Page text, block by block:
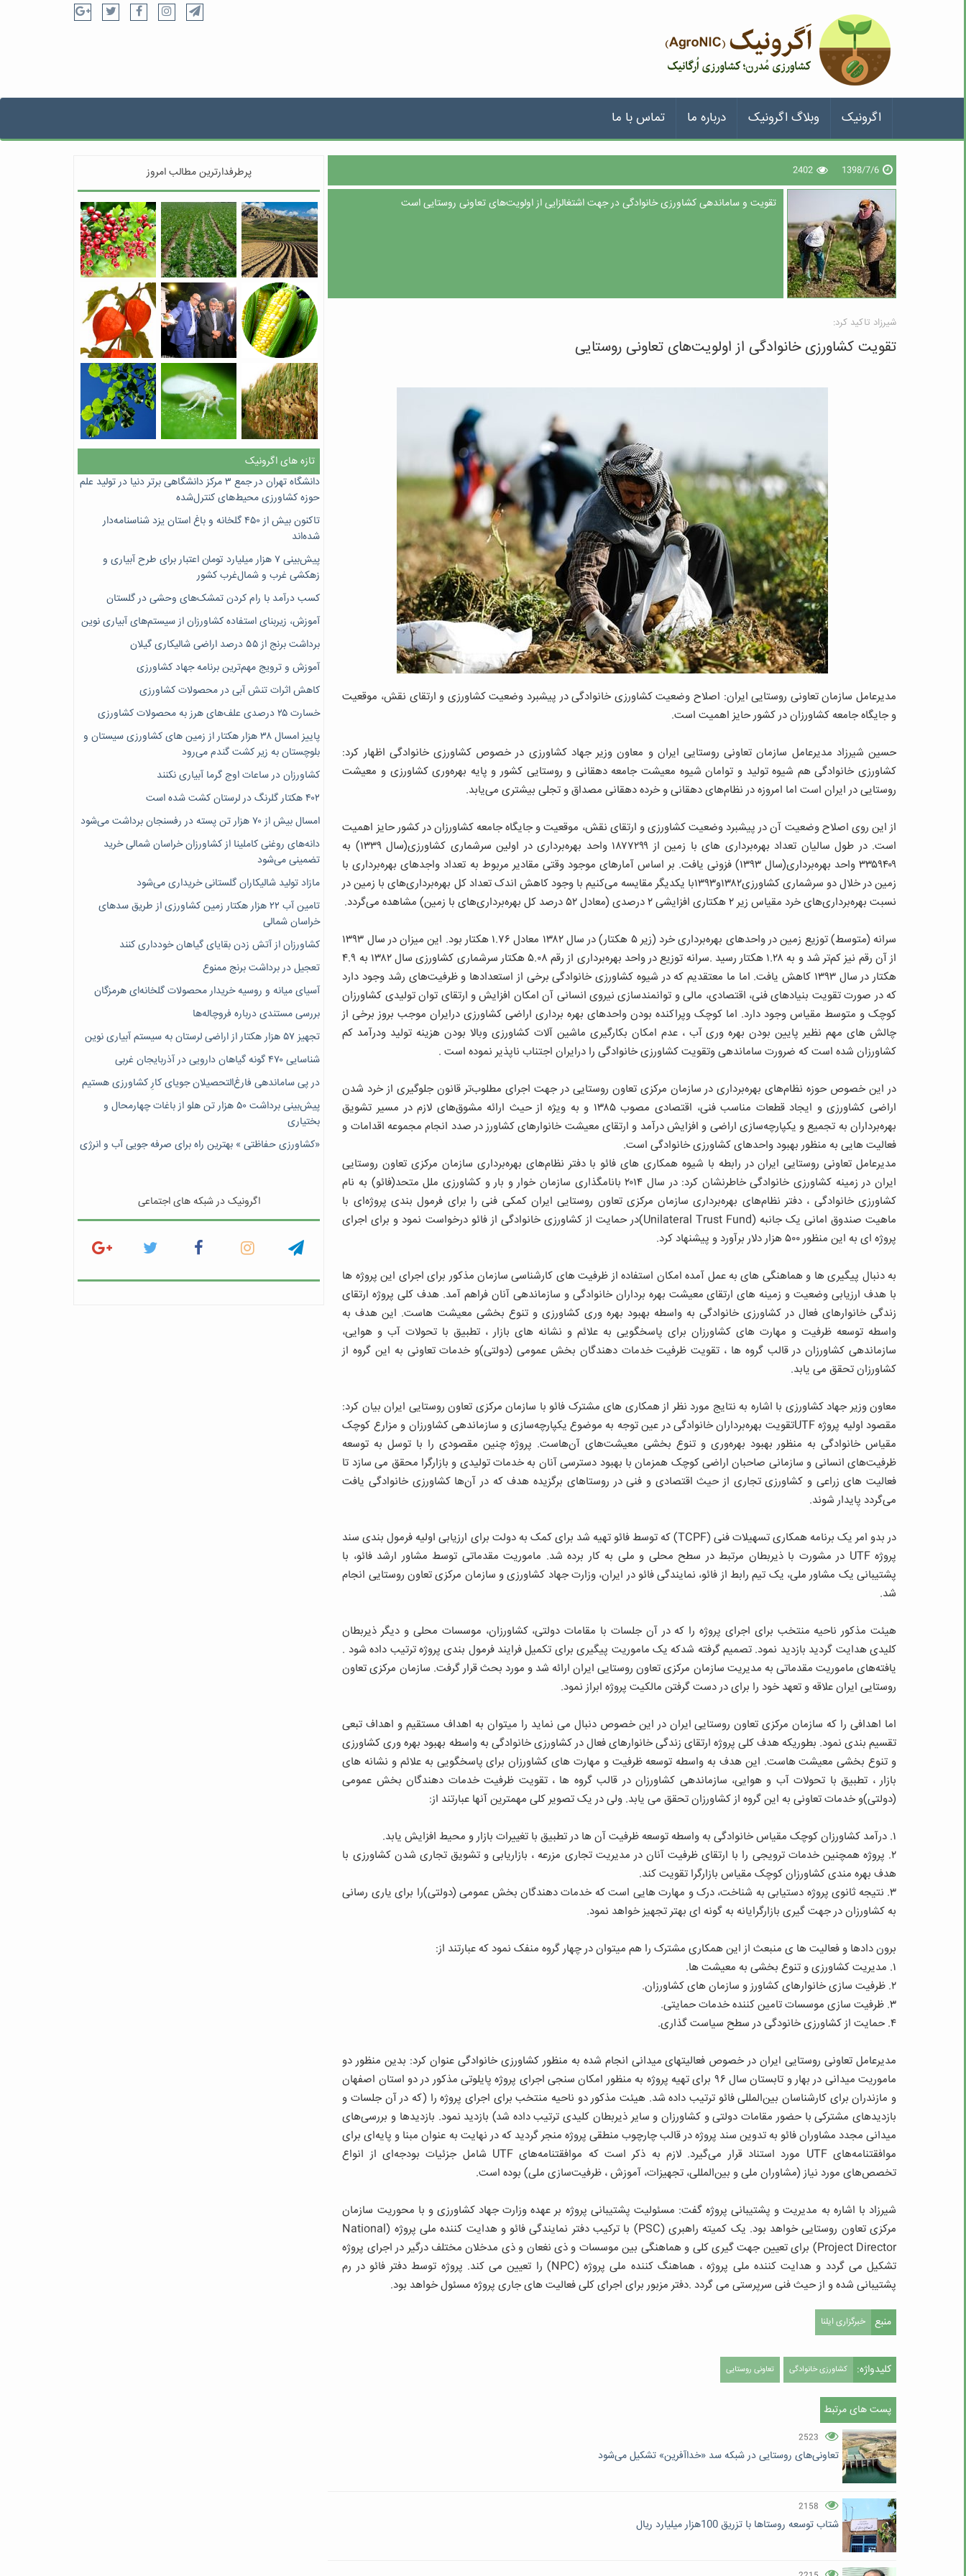
اگرونیک وبلاگ اگرونیک درباره ما تماس با ما
1398/7/6
2402
تقویت و ساماندهی کشاورزی خانوادگی در جهت اشتغالزایی از اولویت‌های تعاونی روستایی است
شیرزاد تاکید کرد:
تقویت کشاورزی خانوادگی از اولویت‌های تعاونی روستایی
مدیرعامل سازمان تعاونی روستایی ایران: اصلاح وضعیت کشاورزی خانوادگی در پیشبرد وضعیت کشاورزی و ارتقای نقش، موقعیت
و جایگاه جامعه کشاورزان در کشور حایز اهمیت است.
حسین شیرزاد مدیرعامل سازمان تعاونی روستایی ایران و معاون وزیر جهاد کشاورزی در خصوص کشاورزی خانوادگی اظهار کرد:
کشاورزی خانوادگی هم شیوه تولید و توامان شیوه معیشت جامعه دهقانی و روستایی کشور و پایه بهره‌وری کشاورزی و معیشت
روستایی در ایران است اما امروزه در نظام‌های دهقانی و خرده دهقانی مصداق و تجلی بیشتری می‌یابد.
از این روی اصلاح وضعیت آن در پیشبرد وضعیت کشاورزی و ارتقای نقش، موقعیت و جایگاه جامعه کشاورزان در کشور حایز اهمیت
است. در طول سالیان تعداد بهره‌برداری های با زمین از ۱۸۷۷۲۹۹ واحد بهره‌برداری در اولین سرشماری کشاورزی(سال ۱۳۳۹) به
۳۳۵۹۴۰۹ واحد بهره‌برداری(سال ۱۳۹۳) فزونی یافت. بر اساس آمارهای موجود وقتی مقادیر مربوط به تعداد واجدهای بهره‌برداری با
زمین در خلال دو سرشماری کشاورزی۱۳۸۲و۱۳۹۳با یکدیگر مقایسه می‌کنیم با وجود کاهش اندک تعداد کل بهره‌برداری‌های با زمین در
نسبت بهره‌برداری‌های خرد مقیاس زیر ۲ هکتاری افزایشی ۲ درصدی (معادل ۵۲ درصد کل بهره‌برداری‌های با زمین) مشاهده می‌گردد.
سرانه (متوسط) توزیع زمین در واحدهای بهره‌برداری خرد (زیر ۵ هکتار) در سال ۱۳۸۲ معادل ۱.۷۶ هکتار بود. این میزان در سال ۱۳۹۳
از آن رقم نیز کم‌تر شد و به ۱.۲۸ هکتار رسید .سرانه توزیع در واحد بهره‌برداری از رقم ۵.۰۸ هکتار سرشماری کشاورزی سال ۱۳۸۲ به ۴.۹
هکتار در سال ۱۳۹۳ کاهش یافت. اما ما معتقدیم که در شیوه‌ کشاورزی خانوادگی برخی از استعدادها و ظرفیت‌های رشد وجود دارد
که در صورت تقویت بنیادهای فنی، اقتصادی، مالی و توانمندسازی نیروی انسانی آن‌ امکان افزایش و ارتقای توان تولیدی کشاورزان
کوچک و متوسط مقیاس وجود دارد. اما کوچک وپراکنده بودن واحدهای بهره برداری اراضی کشاورزی درایران موجب بروز برخی از
چالش های مهم نظیر پایین بودن بهره وری آب ، عدم امکان بکارگیری ماشین آلات کشاورزی وبالا بودن هزینه تولید ودرآمد کم
کشاورزان شده است که ضرورت ساماندهی وتقویت کشاورزی خانوادگی را درایران اجتناب ناپذیر نموده است .
در این خصوص حوزه نظام‌های بهره‌برداری در سازمان مرکزی تعاون روستایی در جهت اجرای مطلوب‌تر قانون جلوگیری از خرد شدن
اراضی کشاورزی و ایجاد قطعات مناسب فنی، اقتصادی مصوب ۱۳۸۵ و به ویژه از حیث ارائه مشوق‌های لازم در مسیر تشویق
بهره‌برداران به تجمیع و یکپارچه‌سازی اراضی و افزایش درآمد و ارتقای معیشت خانوارهای کشاورز در صدد انجام مجموعه اقدامات و
فعالیت هایی به منظور بهبود واحدهای کشاورزی خانوادگی است.
مدیرعامل تعاونی روستایی ایران در رابطه با شیوه همکاری های فائو با دفتر نظام‌های بهره‌برداری سازمان مرکزی تعاون روستایی
ایران در زمینه کشاورزی خانوادگی خاطرنشان کرد: در سال ۲۰۱۴ بانامگذاری سازمان خوار و بار و کشاورزی ملل متحد(فائو) به نام
کشاورزی خانوادگی ، دفتر نظام‌های بهره‌برداری سازمان مرکزی تعاون روستایی ایران کمکی فنی را برای فرمول بندی پروژه‌ای با
ماهیت صندوق امانی یک جانبه (Unilateral Trust Fund)در حمایت از کشاورزی خانوادگی از فائو درخواست نمود و برای اجرای
پروژه ای به این منظور ۵۰۰ هزار دلار برآورد و پیشنهاد کرد.
به دنبال پیگیری ها و هماهنگی های به عمل آمده امکان استفاده از ظرفیت های کارشناسی سازمان مذکور برای اجرای این پروژه ها
با هدف ارزیابی وضعیت و زمینه های ارتقای معیشت بهره برداران خانوادگی و سازماندهی آنان فراهم آمد. هدف کلی پروژه ارتقای
زندگی خانوارهای فعال در کشاورزی خانوادگی به واسطه بهبود بهره وری کشاورزی و تنوع بخشی معیشت هاست. این هدف به
واسطه توسعه ظرفیت و مهارت های کشاورزان برای پاسخگویی به علائم و نشانه های بازار ، تطبیق با تحولات آب و هوایی،
سازماندهی کشاورزان در قالب گروه ها ، تقویت ظرفیت خدمات دهندگان بخش عمومی (دولتی)و خدمات تعاونی به این گروه از
کشاورزان تحقق می یابد.
معاون وزیر جهاد کشاورزی با اشاره به نتایج مورد نظر از همکاری های مشترک فائو با سازمان مرکزی تعاون روستایی ایران بیان کرد:
مقصود اولیه پروژه UTFتقویت بهره‌برداران خانوادگی در عین توجه به موضوع یکپارچه‌سازی و سازماندهی کشاورزان و مزارع کوچک
مقیاس خانوادگی به منظور بهبود بهره‌وری و تنوع بخشی معیشت‌های آن‌هاست. پروژه چنین مقصودی را با توسل به توسعه
ظرفیت‌های انسانی و سازمانی صاحبان اراضی کوچک همزمان با بهبود دسترسی آنان به خدمات تولیدی و بازارگرا محقق می سازد تا
فعالیت های زراعی و کشاورزی تجاری از حیث اقتصادی و فنی در روستاهای برگزیده هدف که در آن‌ها کشاورزی خانوادگی یافت
می‌گردد پایدار شوند.
در بدو امر یک برنامه همکاری تسهیلات فنی (TCPF) که توسط فائو تهیه شد برای کمک به دولت برای ارزیابی اولیه فرمول بندی سند
پروژه UTF در مشورت با ذیربطان مرتبط در سطح محلی و ملی به کار برده شد. ماموریت مقدماتی توسط مشاور ارشد فائو، با
پشتیبانی یک مشاور ملی، یک تیم رابط از فائو، نمایندگی فائو در ایران، وزارت جهاد کشاورزی و سازمان مرکزی تعاون روستایی انجام
شد.
هیئت مذکور ناحیه منتخب برای اجرای پروژه را که در آن جلسات با مقامات دولتی، کشاورزان، موسسات محلی و دیگر ذیربطان
کلیدی هدایت گردید بازدید نمود. تصمیم گرفته شدکه یک ماموریت پیگیری برای تکمیل فرایند فرمول بندی پروژه ترتیب داده شود .
یافته‌های ماموریت مقدماتی به مدیریت سازمان مرکزی تعاون روستایی ایران ارائه شد و مورد بحث قرار گرفت. سازمان مرکزی تعاون
روستایی ایران علاقه و تعهد خود را برای در دست گرفتن مالکیت پروژه ابراز نمود.
اما اهدافی را که سازمان مرکزی تعاون روستایی ایران در این خصوص دنبال می نماید را میتوان به اهداف مستقیم و اهداف تبعی
تقسیم بندی نمود. بطوریکه هدف کلی پروژه ارتقای زندگی خانوارهای فعال در کشاورزی خانوادگی به واسطه بهبود بهره وری کشاورزی
و تنوع بخشی معیشت هاست. این هدف به واسطه توسعه ظرفیت و مهارت های کشاورزان برای پاسخگویی به علائم و نشانه های
بازار ، تطبیق با تحولات آب و هوایی، سازماندهی کشاورزان در قالب گروه ها ، تقویت ظرفیت خدمات دهندگان بخش عمومی
(دولتی)و خدمات تعاونی به این گروه از کشاورزان تحقق می یابد. ولی در یک تصویر کلی مهمترین آنها عبارتند از:
۱. درآمد کشاورزان کوچک مقیاس خانوادگی به واسطه توسعه ظرفیت آن ها در تطبیق با تغییرات بازار و محیط افزایش یابد.
۲. پروژه همچنین خدمات ترویجی را با ارتقای ظرفیت آنان در مدیریت تجاری مزرعه ، بازاریابی و تشویق تجاری شدن کشاورزی با
هدف بهره مندی کشاورزان کوچک مقیاس بازارگرا تقویت کند.
۳. نتیجه ثانوی پروژه دستیابی به شناخت، درک و مهارت هایی است که خدمات دهندگان بخش عمومی (دولتی)را برای یاری رسانی
به کشاورزان در جهت گیری بازارگرایانه به گونه ای بهتر تجهیز خواهد نمود.
برون دادها و فعالیت ها ی منبعث از این همکاری مشترک را هم میتوان در چهار گروه منفک نمود که عبارتند از:
۱. مدیریت کشاورزی و تنوع بخشی به معیشت ها.
۲. ظرفیت سازی خانوارهای کشاورز و سازمان های کشاورزان.
۳. ظرفیت سازی موسسات تامین کننده خدمات حمایتی.
۴. حمایت از کشاورزی خانودگی در سطح سیاست گذاری.
مدیرعامل تعاونی روستایی ایران در خصوص فعالیتهای میدانی انجام شده به منظور کشاورزی خانوادگی عنوان کرد: بدین منظور دو
ماموریت میدانی در بهار و تابستان سال ۹۶ برای تهیه پروژه به منظور امکان سنجی اجرای پروژه پایلوتی مذکور در دو استان اصفهان
و مازندران برای کارشناسان بین‌المللی فائو ترتیب داده شد. هیئت مذکور دو ناحیه منتخب برای اجرای پروژه را (که در آن جلسات و
بازدیدهای مشترکی با حضور مقامات دولتی و کشاورزان و سایر ذیربطان کلیدی ترتیب داده شد) بازدید نمود. بازدیدها و بررسی‌های
میدانی مجدد مشاوران فائو به تدوین سند پروژه در قالب چارچوب منطقی پروژه منجر گردید که در نهایت به عنوان مبنا و پایه‌ای برای
موافقتنامه‌های UTF مورد استناد قرار می‌گیرد. لازم به ذکر است که موافقتنامه‌های UTF شامل جزئیات بودجه‌ای از انواع
تخصص‌های مورد نیاز (مشاوران ملی و بین‌المللی، تجهیزات، آموزش ، ظرفیت‌سازی ملی) بوده است.
شیرزاد با اشاره به مدیریت و پشتیبانی پروژه گفت: مسئولیت پشتیبانی پروژه بر عهده وزارت جهاد کشاورزی و با محوریت سازمان
مرکزی تعاون روستایی خواهد بود. یک کمیته راهبری (PSC) با ترکیب دفتر نمایندگی فائو و هدایت کننده ملی پروژه (National
Project Director) برای تعیین جهت گیری کلی و هماهنگی بین موسسات و ذی نغعان و ذی مدخلان مختلف درگیر در اجرای پروژه
تشکیل می گردد و هدایت کننده ملی پروژه ، هماهنگ کننده ملی پروژه (NPC) را تعیین می کند. پروژه توسط دفتر فائو در رم
پشتیبانی شده و از حیث فنی سرپرستی می گردد .دفتر مزبور برای اجرای کلی فعالیت های جاری پروژه مسئول خواهد بود.
منبع خبرگزاری ایلنا
کلیدواژه: کشاورزی خانوادگی تعاونی روستایی
پست های مرتبط
2523
تعاونی‌های روستایی در شبکه سد «خداآفرین» تشکیل می‌شود
2158
شتاب توسعه روستاها با تزریق 100هزار میلیارد ریال
پرطرفدارترین مطالب امروز
تازه های اگرونیک
دانشگاه تهران در جمع ۳ مرکز دانشگاهی برتر دنیا در تولید علم
حوزه کشاورزی محیط‌های کنترل‌شده
تاکنون بیش از ۴۵۰ گلخانه و باغ استان یزد شناسنامه‌دار
شده‌اند
پیش‌بینی ۷‌ هزار میلیارد تومان اعتبار برای طرح آبیاری و
زهکشی غرب و شمال‌غرب کشور
کسب درآمد با رام کردن تمشک‌های وحشی در گلستان
آموزش، زیربنای استفاده کشاورزان از سیستم‌های آبیاری نوین
برداشت برنج از ۵۵ درصد اراضی شالیکاری گیلان
آموزش و ترویج مهم‌ترین برنامه جهاد کشاورزی
کاهش اثرات تنش آبی در محصولات کشاورزی
خسارت ۲۵ درصدی علف‌های هرز به محصولات کشاورزی
پاییز امسال ۳۸ هزار هکتار از زمین های کشاورزی سیستان و
بلوچستان به زیر کشت گندم می‌رود
کشاورزان در ساعات اوج گرما آبیاری نکنند
۴۰۲ هکتار گلرنگ در لرستان کشت شده است
امسال بیش از ۷۰ هزار تن پسته در رفسنجان برداشت می‌شود
دانه‌های روغنی کاملینا از کشاورزان خراسان شمالی خرید
تضمینی می‌شود
مازاد تولید شالیکاران گلستانی خریداری می‌شود
تامین آب ۲۲ هزار هکتار زمین کشاورزی از طریق سدهای
خراسان شمالی
کشاورزان از آتش زدن بقایای گیاهان خودداری کنند
تعجیل در برداشت برنج ممنوع
آسیای میانه و روسیه خریدار محصولات گلخانه‌ای هرمزگان
بررسی مستندی درباره فروچاله‌ها
تجهیز ۵۷ هزار هکتار از اراضی لرستان به سیستم آبیاری نوین
شناسایی ۴۷٠ گونه گیاهان دارویی در آذربایجان غربی
در پی ساماندهی فارغ‌التحصیلان جویای کارِ کشاورزی هستیم
پیش‎‌بینی برداشت ۵۰ هزار تن هلو از باغات چهارمحال و
بختیاری
«کشاورزی حفاظتی » بهترین راه برای صرفه جویی آب و انرژی
اگرونیک در شبکه های اجتماعی